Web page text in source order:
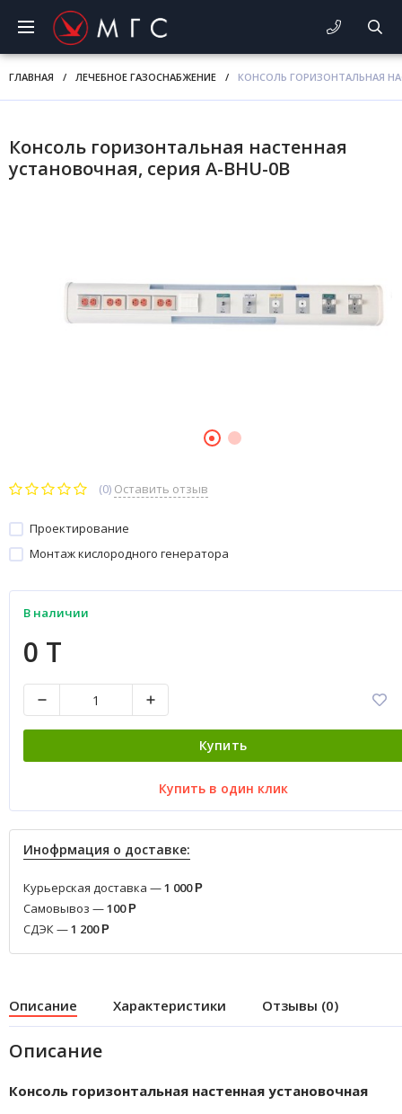
ГЛАВНАЯ / ЛЕЧЕБНОЕ ГАЗОСНАБЖЕНИЕ / КОНСОЛЬ ГОРИЗОНТАЛЬНАЯ
Консоль горизонтальная настенная
установочная, серия A-BHU-0B
(0) Оставить отзыв
Проектирование
Монтаж кислородного генератора
В наличии
0 T
Купить
Купить в один клик
Инофрмация о доставке:
Курьерская доставка —1 000 Р
Самовывоз —100 Р
СДЭК —1 200 Р
Описание Характеристики Отзывы (0)
Описание
Консоль горизонтальная настенная установочная